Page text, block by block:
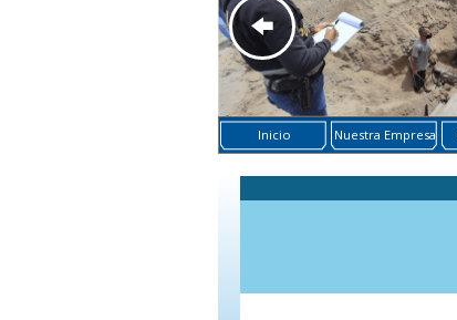
Inicio Nuestra Empresa